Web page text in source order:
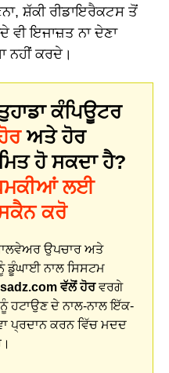
ਸ਼ੱਕੀ ਰੀਡਾਇਰੈਕਟਸ ਤੋਂ
ਵੀ ਇਜਾਜ਼ਤ ਨਾ ਦੇਣਾ
ਨਹੀਂ ਕਰਦੇ।
ਕੰਪਿਊਟਰ
ਅਤੇ ਹੋਰ
ਹੋ ਸਕਦਾ ਹੈ?
ਲਈ
ਕਰੋ
ਉਪਚਾਰ ਅਤੇ
ਡੂੰਘਾਈ ਨਾਲ ਸਿਸਟਮ
ਵੱਲੋਂ ਹੋਰਵਰਗੇ
ਹਟਾਉਣ ਦੇ ਨਾਲ-ਨਾਲ ਇੱਕ-
ਪ੍ਰਦਾਨ ਕਰਨ ਵਿੱਚ ਮਦਦ